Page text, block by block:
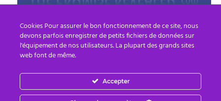
FR EN
Cookies Pour assurer le bon fonctionnement de ce site, nous
devons parfois enregistrer de petits fichiers de données sur
l'équipement de nos utilisateurs. La plupart des grands sites
web font de même.
Accepter